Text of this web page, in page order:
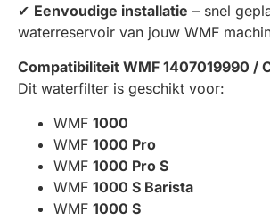
✔ Eenvoudige installatie – snel
waterreservoir van jouw WMF
Compatibiliteit WMF 1407019990 /
Dit waterfilter is geschikt voor:
WMF 1000
WMF 1000 Pro
WMF 1000 Pro S
WMF 1000 S Barista
WMF 1000 S